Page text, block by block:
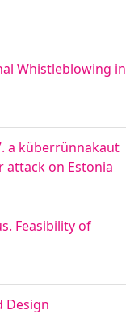
Whistleblowing in
a küberrünnakaut
attack on Estonia
Feasibility of
Design